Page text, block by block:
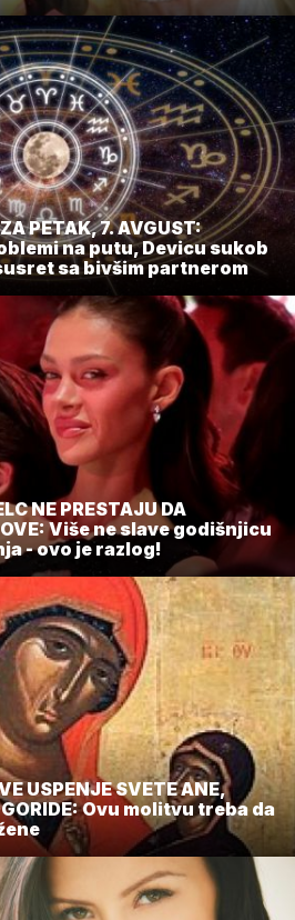
PETAK, 7. AVGUST:
na putu, Devicu sukob
sa bivšim partnerom
NE PRESTAJU DA
Više ne slave godišnjicu
- ovo je razlog!
USPENJE SVETE ANE,
Ovu molitvu treba da